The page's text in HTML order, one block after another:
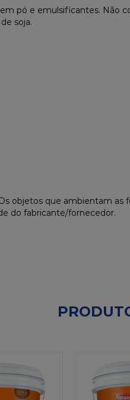
pó e emulsificantes. Não
soja.
objetos que ambientam as
do fabricante/fornecedor.